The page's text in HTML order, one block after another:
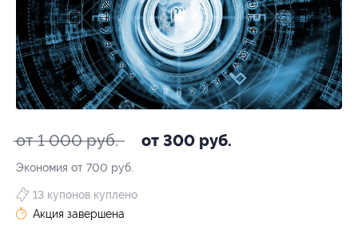
от 1 000 руб. от 300 руб.
Экономия от 700 руб.
13 купонов куплено
Акция завершена